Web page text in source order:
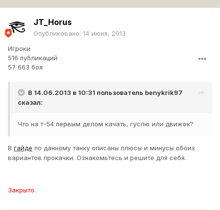
JT_Horus
Опубликовано: 14 июня, 2013
Игроки
516 публикаций
57 663 боя
В 14.06.2013 в 10:31 пользователь benykrik97
сказал:
Что на т-54 первым делом качать, гуслю или движок?
В гайде по данному танку описаны плюсы и минусы обоих
вариантов прокачки. Ознакомьтесь и решите для себя.
Закрыто.